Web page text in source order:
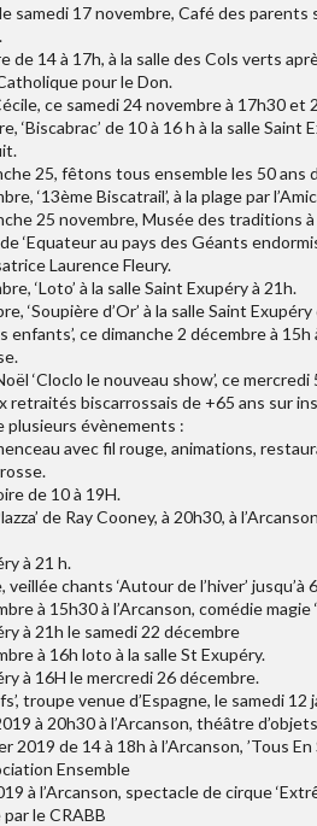
samedi 17 novembre, Café des parents
de 14 à 17h, à la salle des Cols verts
pour le Don.
ce samedi 24 novembre à 17h30 et
‘Biscabrac’ de 10 à 16 h à la salle
25, fêtons tous ensemble les 50 ans
‘13ème Biscatrail’, à la plage par
25 novembre, Musée des traditions
‘Equateur au pays des Géants
Laurence Fleury.
‘Loto’ à la salle Saint Exupéry à 21h.
‘Soupière d’Or’ à la salle Saint
enfants’, ce dimanche 2 décembre à
‘Cloclo le nouveau show’, ce
retraités biscarrossais de +65 ans sur
plusieurs évènements :
avec fil rouge, animations,
de 10 à 19H.
de Ray Cooney, à 20h30, à
à 21 h.
veillée chants ‘Autour de l’hiver’
à 15h30 à l’Arcanson, comédie magie
à 21h le samedi 22 décembre
à 16h loto à la salle St Exupéry.
à 16H le mercredi 26 décembre.
troupe venue d’Espagne, le samedi 12
à 20h30 à l’Arcanson, théâtre d’objets
2019 de 14 à 18h à l’Arcanson, ’Tous
Ensemble
à l’Arcanson, spectacle de cirque
le CRABB